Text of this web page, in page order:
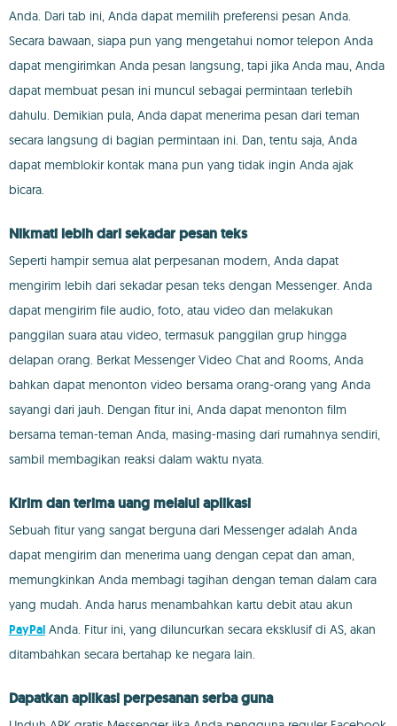
Anda. Dari tab ini, Anda dapat memilih preferensi pesan Anda.
Secara bawaan, siapa pun yang mengetahui nomor telepon Anda
dapat mengirimkan Anda pesan langsung, tapi jika Anda mau, Anda
dapat membuat pesan ini muncul sebagai permintaan terlebih
dahulu. Demikian pula, Anda dapat menerima pesan dari teman
secara langsung di bagian permintaan ini. Dan, tentu saja, Anda
dapat memblokir kontak mana pun yang tidak ingin Anda ajak
bicara.
Nikmati lebih dari sekadar pesan teks
Seperti hampir semua alat perpesanan modern, Anda dapat
mengirim lebih dari sekadar pesan teks dengan Messenger. Anda
dapat mengirim file audio, foto, atau video dan melakukan
panggilan suara atau video, termasuk panggilan grup hingga
delapan orang. Berkat Messenger Video Chat and Rooms, Anda
bahkan dapat menonton video bersama orang-orang yang Anda
sayangi dari jauh. Dengan fitur ini, Anda dapat menonton film
bersama teman-teman Anda, masing-masing dari rumahnya sendiri,
sambil membagikan reaksi dalam waktu nyata.
Kirim dan terima uang melalui aplikasi
Sebuah fitur yang sangat berguna dari Messenger adalah Anda
dapat mengirim dan menerima uang dengan cepat dan aman,
memungkinkan Anda membagi tagihan dengan teman dalam cara
yang mudah. Anda harus menambahkan kartu debit atau akun
PayPal Anda. Fitur ini, yang diluncurkan secara eksklusif di AS, akan
ditambahkan secara bertahap ke negara lain.
Dapatkan aplikasi perpesanan serba guna